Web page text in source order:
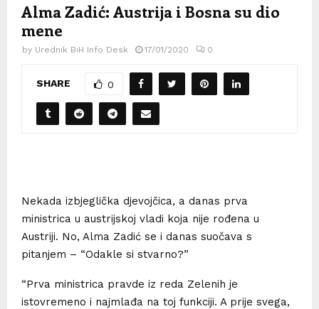
Alma Zadić: Austrija i Bosna su dio
mene
by Urednik BiH Info Desk 17/01/2020 0
SHARE 0
Nekada izbjeglička djevojčica, a danas prva
ministrica u austrijskoj vladi koja nije rođena u
Austriji. No, Alma Zadić se i danas suočava s
pitanjem – “Odakle si stvarno?”
“Prva ministrica pravde iz reda Zelenih je
istovremeno i najmlađa na toj funkciji. A prije svega,